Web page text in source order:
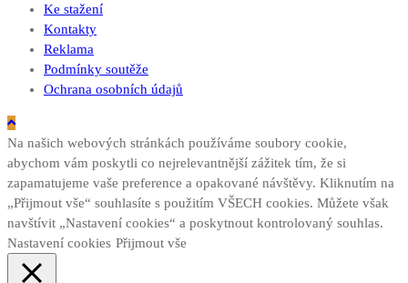
Ke stažení
Kontakty
Reklama
Podmínky soutěže
Ochrana osobních údajů
Na našich webových stránkách používáme soubory cookie,
abychom vám poskytli co nejrelevantnější zážitek tím, že si
zapamatujeme vaše preference a opakované návštěvy. Kliknutím na
„Přijmout vše“ souhlasíte s použitím VŠECH cookies. Můžete však
navštívit „Nastavení cookies“ a poskytnout kontrolovaný souhlas.
Nastavení cookies Přijmout vše